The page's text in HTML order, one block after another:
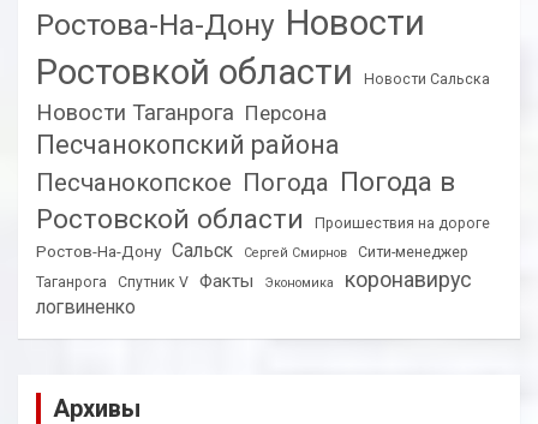
Ростова-На-Дону Новости
Ростовкой области
Новости Сальска
Новости Таганрога Персона
Песчанокопский района
Песчанокопское Погода Погода в
Ростовской области
Проишествия на дороге
Ростов-На-Дону Сальск Сергей Смирнов
Сити-менеджер
Таганрога
Спутник V Факты Экономика коронавирус
логвиненко
Архивы